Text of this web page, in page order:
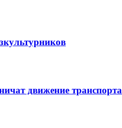
движение транспорта